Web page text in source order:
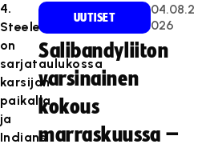
4.
Steelers
on
sarjataulukossa
karsijan
paikalla
ja
Indians
UUTISET
04.08.2
026
Salibandyliiton
varsinainen
kokous
marraskuussa –